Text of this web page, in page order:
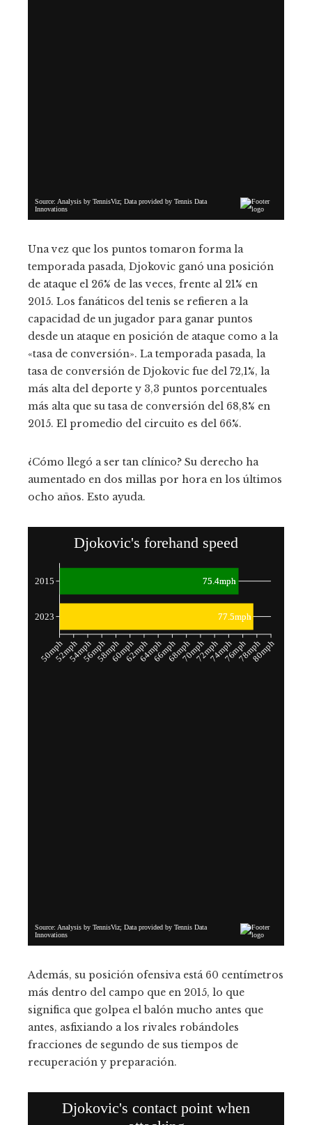
Una vez que los puntos tomaron forma la
temporada pasada, Djokovic ganó una posición
de ataque el 26% de las veces, frente al 21% en
2015. Los fanáticos del tenis se refieren a la
capacidad de un jugador para ganar puntos
desde un ataque en posición de ataque como a la
«tasa de conversión». La temporada pasada, la
tasa de conversión de Djokovic fue del 72,1%, la
más alta del deporte y 3,3 puntos porcentuales
más alta que su tasa de conversión del 68,8% en
2015. El promedio del circuito es del 66%.
¿Cómo llegó a ser tan clínico? Su derecho ha
aumentado en dos millas por hora en los últimos
ocho años. Esto ayuda.
Además, su posición ofensiva está 60 centímetros
más dentro del campo que en 2015, lo que
significa que golpea el balón mucho antes que
antes, asfixiando a los rivales robándoles
fracciones de segundo de sus tiempos de
recuperación y preparación.